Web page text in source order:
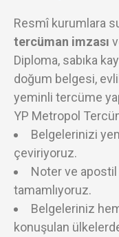
Resmî kurumlara
tercüman imzası
Diploma, sabıka
doğum belgesi,
yeminli tercüme
YP Metropol
Belgelerinizi
çeviriyoruz.
Noter ve apostil
tamamlıyoruz.
Belgeleriniz
konuşulan